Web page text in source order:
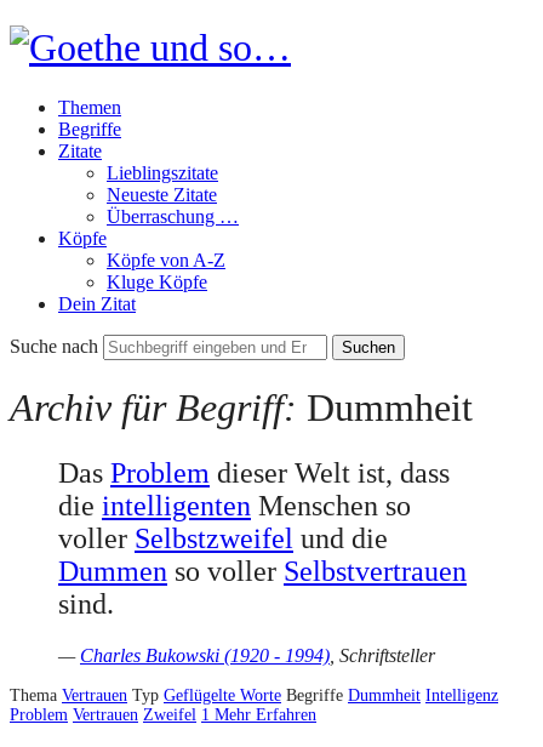
Goethe
und
so…
Themen
Begriffe
Zitate
Lieblingszitate
Neueste Zitate
Überraschung …
Köpfe
Köpfe von A-Z
Kluge Köpfe
Dein Zitat
Suche nach
Archiv für Begriff: Dummheit
Das Problem dieser Welt ist, dass
die intelligenten Menschen so
voller Selbstzweifel und die
Dummen so voller Selbstvertrauen
sind.
— Charles Bukowski (1920 - 1994) , Schriftsteller
Thema Vertrauen Typ Geflügelte Worte Begriffe Dummheit Intelligenz
Problem Vertrauen Zweifel 1 Mehr Erfahren